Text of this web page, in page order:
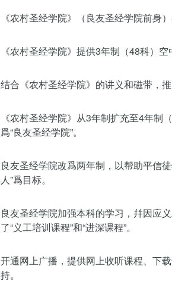
《农村圣经学院》（良友圣经学院前身
《农村圣经学院》提供3年制（48科）空
结合《农村圣经学院》的讲义和磁带，推
《农村圣经学院》从3年制扩充至4年制
爲“良友圣经学院”。
良友圣经学院改爲两年制，以帮助平信
人”爲目标。
良友圣经学院加强本科的学习，幷因应
了“义工培训课程”和“进深课程”。
开通网上广播，提供网上收听课程、下
持。